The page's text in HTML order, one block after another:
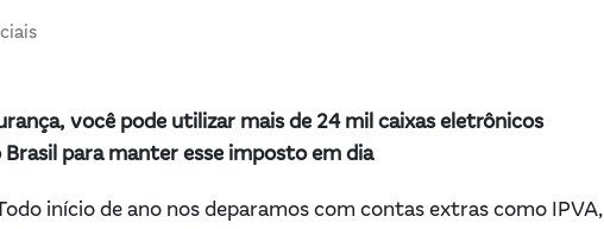
você pode utilizar mais de 24 mil caixas eletrônicos
para manter esse imposto em dia
início de ano nos deparamos com contas extras como IPVA,